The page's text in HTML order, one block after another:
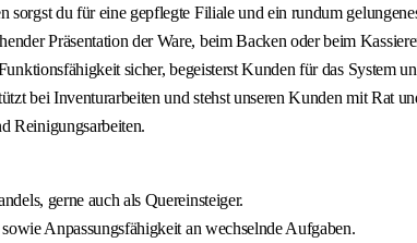
sorgst du für eine gepflegte Filiale und ein rundum
Präsentation der Ware, beim Backen oder beim
sicher, begeisterst Kunden für das System
bei Inventurarbeiten und stehst unseren Kunden mit Rat
Reinigungsarbeiten.
gerne auch als Quereinsteiger.
Anpassungsfähigkeit an wechselnde Aufgaben.